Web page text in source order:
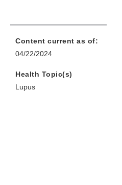
Content current as of:
04/22/2024
Health Topic(s)
Lupus